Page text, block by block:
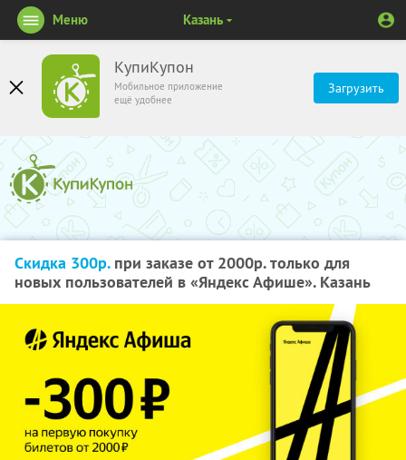
КупиКупон
Мобильное приложение
ещё удобнее
Загрузить
Меню Казань
Скидка 300р.при заказе от 2000р. только для
новых пользователей в «Яндекс Афише». Казань